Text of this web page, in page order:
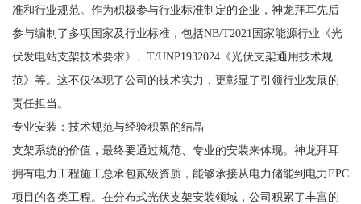
准和行业规范。作为积极参与行业标准制定的企业，神龙拜耳先后
参与编制了多项国家及行业标准，包括NB/T2021国家能源行业《光
伏发电站支架技术要求》、T/UNP1932024《光伏支架通用技术规
范》等。这不仅体现了公司的技术实力，更彰显了引领行业发展的
责任担当。
专业安装：技术规范与经验积累的结晶
支架系统的价值，最终要通过规范、专业的安装来体现。神龙拜耳
拥有电力工程施工总承包贰级资质，能够承接从电力储能到电力EPC
项目的各类工程。在分布式光伏支架安装领域，公司积累了丰富的